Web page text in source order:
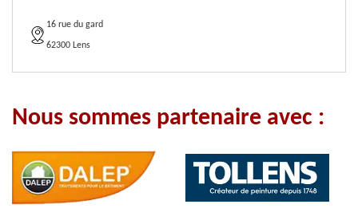
16 rue du gard
62300 Lens
Nous sommes partenaire avec :